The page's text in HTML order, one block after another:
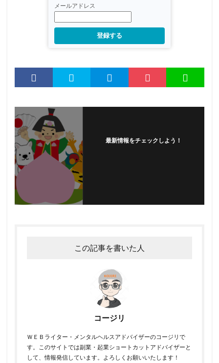
メールアドレス
登録する
最新情報をチェックしよう！
この記事を書いた人
コージリ
ＷＥＢライター・メンタルヘルスアドバイザーのコージリで
す。このサイトでは副業・起業ショートカットアドバイザーと
して、情報発信しています。よろしくお願いいたします！